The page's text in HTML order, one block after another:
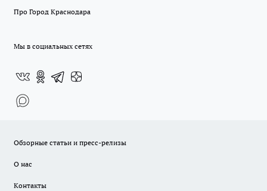
Про Город Краснодара
Мы в социальных сетях
Обзорные статьи и пресс-релизы
О нас
Контакты